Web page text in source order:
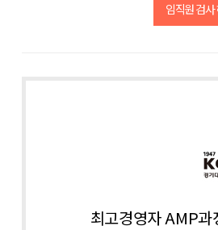
임직원 검사
최고경영자 AMP과